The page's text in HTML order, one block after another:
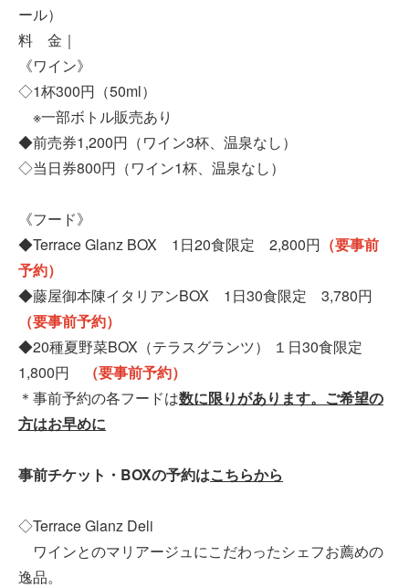
ール）
料 金｜
《ワイン》
◇1杯300円（50ml）
※一部ボトル販売あり
◆前売券1,200円（ワイン3杯、温泉なし）
◇当日券800円（ワイン1杯、温泉なし）
《フード》
◆Terrace Glanz BOX 1日20食限定 2,800円 （要事前
予約）
◆藤屋御本陳イタリアンBOX 1日30食限定 3,780円
（要事前予約）
◆20種夏野菜BOX（テラスグランツ） １日30食限定
1,800円
（要事前予約）
＊事前予約の各フードは数に限りがあります。ご希望の
方はお早めに
事前チケット・BOXの予約はこちらから
◇Terrace Glanz Deli
ワインとのマリアージュにこだわったシェフお薦めの
逸品。